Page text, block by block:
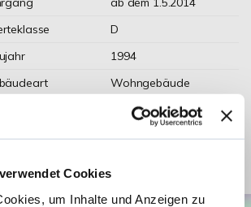
Cookies
um Inhalte und Anzeigen zu
D
1994
Wohngebäude
Zentralheizung
Gas